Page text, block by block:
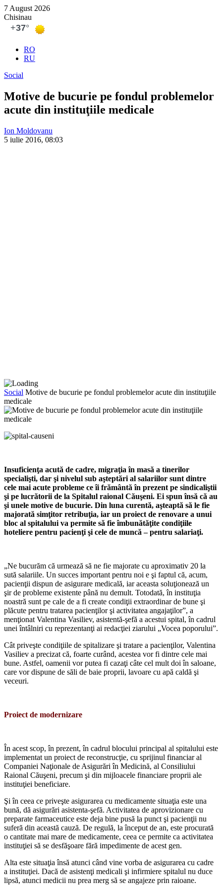
7 August 2026
Chisinau
RO
RU
Social
Motive de bucurie pe fondul problemelor
acute din instituţiile medicale
Ion Moldovanu
5 iulie 2016, 08:03
Social Motive de bucurie pe fondul problemelor acute din instituţiile
medicale
Insuficienţa acută de cadre, migraţia în masă a tinerilor
specialişti, dar şi nivelul sub aşteptări al salariilor sunt dintre
cele mai acute probleme ce îi frământă în prezent pe sindicaliştii
şi pe lucrătorii de la Spitalul raional Căuşeni. Ei spun însă că au
şi unele motive de bucurie. Din luna curentă, aşteaptă să le fie
majorată simţitor retribuţia, iar un proiect de renovare a unui
bloc al spitalului va permite să fie îmbunătăţite condiţiile
hoteliere pentru pacienţi şi cele de muncă – pentru salariaţi.
„Ne bucurăm că urmează să ne fie majo­rate cu aproximativ 20 la
sută salariile. Un succes important pentru noi e şi faptul că, acum,
pacienţii dispun de asigurare medi­cală, iar aceasta soluţionează un
şir de pro­bleme existente până nu demult. Totodată, în instituţia
noastră sunt pe cale de a fi cre­ate condiţii extraordinar de bune şi
plăcute pentru tratarea pacienţilor şi activitatea an­gajaţilor”, a
menţionat Valentina Vasiliev, asistentă-şefă a acestui spital, în cadrul
unei întâlniri cu reprezentanţi ai redacţiei ziaru­lui „Vocea poporului”.
Cât priveşte condiţiile de spitalizare şi tratare a pacienţilor, Valentina
Vasiliev a precizat că, foarte curând, acestea vor fi din­tre cele mai
bune. Astfel, oamenii vor putea fi cazaţi câte cel mult doi în saloane,
care vor dispune de săli de baie proprii, lavoare cu apă caldă şi
veceuri.
Proiect de modernizare
În acest scop, în prezent, în cadrul blocu­lui principal al spitalului este
implementat un proiect de reconstrucţie, cu sprijinul fi­nanciar al
Companiei Naţionale de Asigurări în Medicină, al Consiliului
Raional Căuşeni, precum şi din mijloacele financiare proprii ale
instituţiei beneficiare.
Şi în ceea ce priveşte asigurarea cu me­dicamente situaţia este una
bună, dă asigu­rări asistenta-şefă. Activitatea de aprovizi­onare cu
preparate farmaceutice este deja bine pusă la punct şi pacienţii nu
suferă din această cauză. De regulă, la început de an, este procurată
o cantitate mai mare de me­dicamente, ceea ce permite ca activitatea
in­stituţiei să se desfăşoare fără impedimente de acest gen.
Alta este situaţia însă atunci când vine vorba de asigurarea cu cadre
a instituţiei. Dacă de asistenţi medicali şi infirmiere spi­talul nu duce
lipsă, atunci medicii nu prea merg să se angajeze prin raioane.